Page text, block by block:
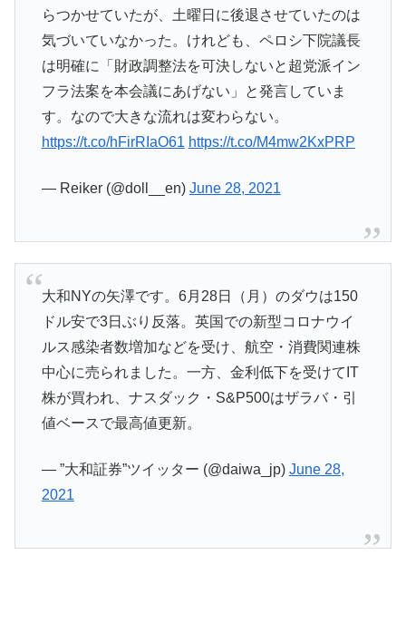
らつかせていたが、土曜日に後退させていたのは
気づいていなかった。けれども、ペロシ下院議長
は明確に「財政調整法を可決しないと超党派イン
フラ法案を本会議にあげない」と発言していま
す。なので大きな流れは変わらない。
https://t.co/hFirRIaO61 https://t.co/M4mw2KxPRP
— Reiker (@doll__en) June 28, 2021
大和NYの矢澤です。6月28日（月）のダウは150
ドル安で3日ぶり反落。英国での新型コロナウイ
ルス感染者数増加などを受け、航空・消費関連株
中心に売られました。一方、金利低下を受けてIT
株が買われ、ナスダック・S&P500はザラバ・引
値ベースで最高値更新。
— ”大和証券”ツイッター (@daiwa_jp) June 28,
2021